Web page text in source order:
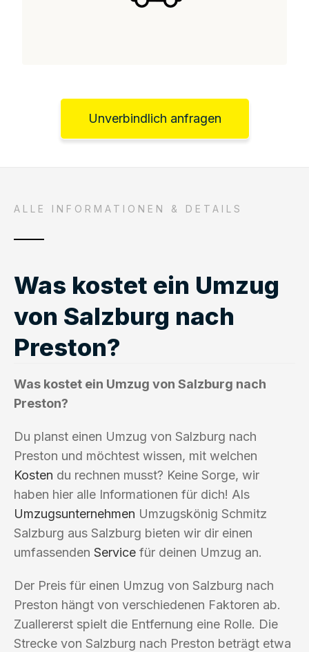
Unverbindlich anfragen
ALLE INFORMATIONEN & DETAILS
Was kostet ein Umzug
von Salzburg nach
Preston?
Was kostet ein Umzug von Salzburg nach
Preston?
Du planst einen Umzug von Salzburg nach
Preston und möchtest wissen, mit welchen
Kosten du rechnen musst? Keine Sorge, wir
haben hier alle Informationen für dich! Als
Umzugsunternehmen Umzugskönig Schmitz
Salzburg aus Salzburg bieten wir dir einen
umfassenden Service für deinen Umzug an.
Der Preis für einen Umzug von Salzburg nach
Preston hängt von verschiedenen Faktoren ab.
Zuallererst spielt die Entfernung eine Rolle. Die
Strecke von Salzburg nach Preston beträgt etwa